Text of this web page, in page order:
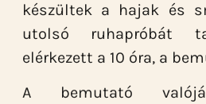
készültek a hajak és
utolsó ruhapróbát
elérkezett a 10 óra, a
A bemutató